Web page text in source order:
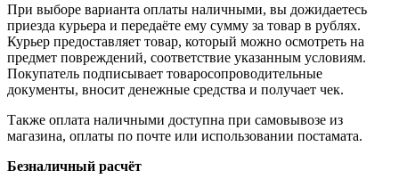
При выборе варианта оплаты наличными, вы дожидаетесь
приезда курьера и передаёте ему сумму за товар в рублях.
Курьер предоставляет товар, который можно осмотреть на
предмет повреждений, соответствие указанным условиям.
Покупатель подписывает товаросопроводительные
документы, вносит денежные средства и получает чек.
Также оплата наличными доступна при самовывозе из
магазина, оплаты по почте или использовании постамата.
Безналичный расчёт